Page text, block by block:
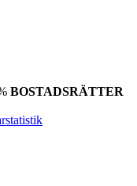
BOSTADSRÄTTER